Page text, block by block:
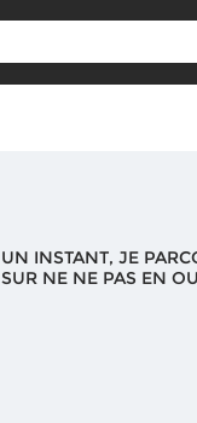
UN INSTANT, JE
SUR NE NE PAS EN